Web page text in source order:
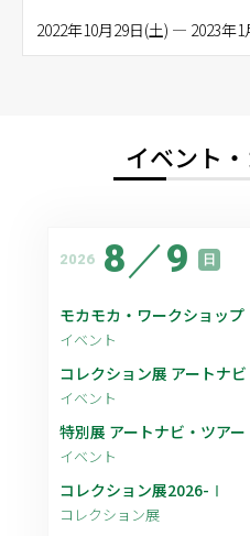
2022年10月29日(土) — 2023年1
イベント
2026 8／9 日
モカモカ・ワークショップ
イベント
コレクション展 アートナ
イベント
特別展 アートナビ・ツア
イベント
コレクション展2026-Ⅰ
コレクション展